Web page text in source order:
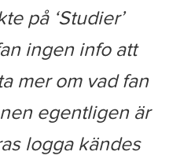
på ‘Studier’
ingen info att
mer om vad fan
egentligen är
logga kändes